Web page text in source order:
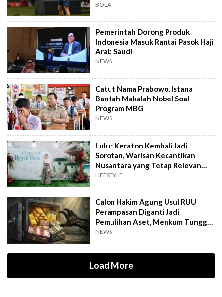
BOLA
Pemerintah Dorong Produk
Indonesia Masuk Rantai Pasok Haji
Arab Saudi
NEWS
Catut Nama Prabowo, Istana
Bantah Makalah Nobel Soal
Program MBG
NEWS
Lulur Keraton Kembali Jadi
Sorotan, Warisan Kecantikan
Nusantara yang Tetap Relevan
hingga Kini
LIFESTYLE
Calon Hakim Agung Usul RUU
Perampasan Diganti Jadi
Pemulihan Aset, Menkum Tunggu
Langkah DPR
NEWS
Load More